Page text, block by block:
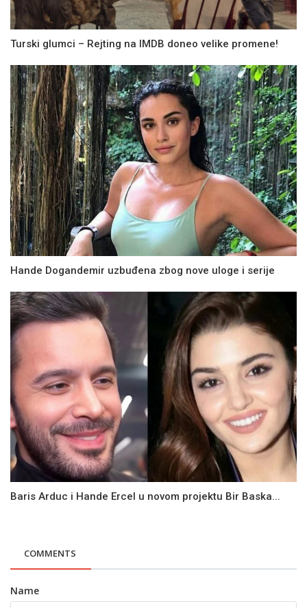
Turski glumci – Rejting na IMDB doneo velike promene!
Hande Dogandemir uzbuđena zbog nove uloge i serije
Baris Arduc i Hande Ercel u novom projektu Bir Baska...
COMMENTS
Name